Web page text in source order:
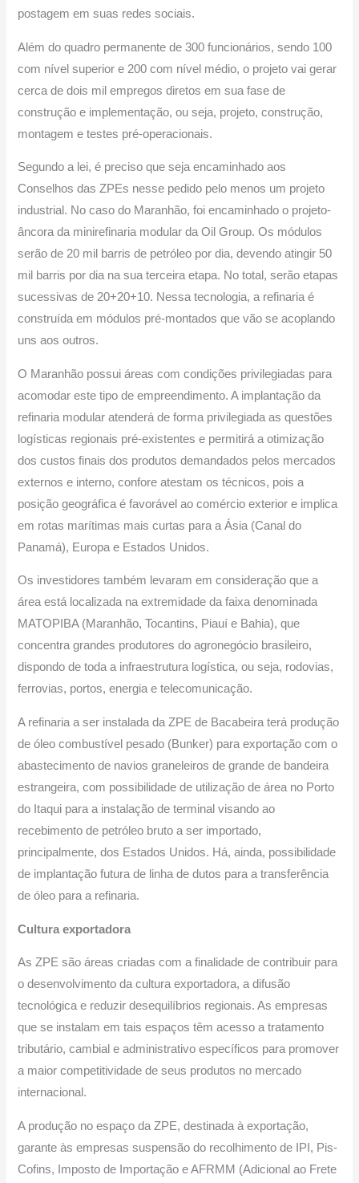
postagem em suas redes sociais.
Além do quadro permanente de 300 funcionários, sendo 100
com nível superior e 200 com nível médio, o projeto vai gerar
cerca de dois mil empregos diretos em sua fase de
construção e implementação, ou seja, projeto, construção,
montagem e testes pré-operacionais.
Segundo a lei, é preciso que seja encaminhado aos
Conselhos das ZPEs nesse pedido pelo menos um projeto
industrial. No caso do Maranhão, foi encaminhado o projeto-
âncora da minirefinaria modular da Oil Group. Os módulos
serão de 20 mil barris de petróleo por dia, devendo atingir 50
mil barris por dia na sua terceira etapa. No total, serão etapas
sucessivas de 20+20+10. Nessa tecnologia, a refinaria é
construída em módulos pré-montados que vão se acoplando
uns aos outros.
O Maranhão possui áreas com condições privilegiadas para
acomodar este tipo de empreendimento. A implantação da
refinaria modular atenderá de forma privilegiada as questões
logísticas regionais pré-existentes e permitirá a otimização
dos custos finais dos produtos demandados pelos mercados
externos e interno, confore atestam os técnicos, pois a
posição geográfica é favorável ao comércio exterior e implica
em rotas marítimas mais curtas para a Ásia (Canal do
Panamá), Europa e Estados Unidos.
Os investidores também levaram em consideração que a
área está localizada na extremidade da faixa denominada
MATOPIBA (Maranhão, Tocantins, Piauí e Bahia), que
concentra grandes produtores do agronegócio brasileiro,
dispondo de toda a infraestrutura logística, ou seja, rodovias,
ferrovias, portos, energia e telecomunicação.
A refinaria a ser instalada da ZPE de Bacabeira terá produção
de óleo combustível pesado (Bunker) para exportação com o
abastecimento de navios graneleiros de grande de bandeira
estrangeira, com possibilidade de utilização de área no Porto
do Itaqui para a instalação de terminal visando ao
recebimento de petróleo bruto a ser importado,
principalmente, dos Estados Unidos. Há, ainda, possibilidade
de implantação futura de linha de dutos para a transferência
de óleo para a refinaria.
Cultura exportadora
As ZPE são áreas criadas com a finalidade de contribuir para
o desenvolvimento da cultura exportadora, a difusão
tecnológica e reduzir desequilíbrios regionais. As empresas
que se instalam em tais espaços têm acesso a tratamento
tributário, cambial e administrativo específicos para promover
a maior competitividade de seus produtos no mercado
internacional.
A produção no espaço da ZPE, destinada à exportação,
garante às empresas suspensão do recolhimento de IPI, Pis-
Cofins, Imposto de Importação e AFRMM (Adicional ao Frete